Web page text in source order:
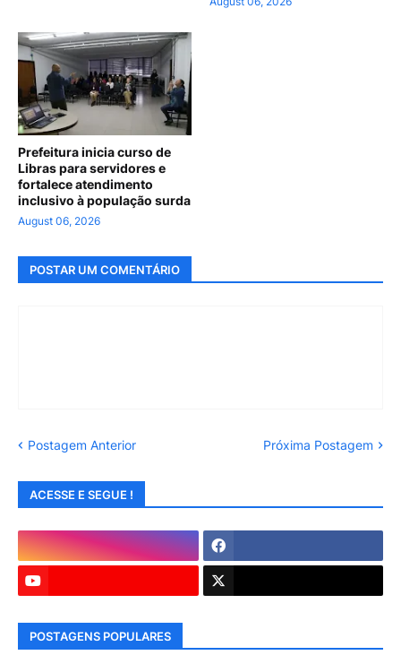
Prefeitura inicia curso de
Libras para servidores e
fortalece atendimento
inclusivo à população surda
August 06, 2026
POSTAR UM COMENTÁRIO
Postagem Anterior Próxima Postagem
ACESSE E SEGUE !
POSTAGENS POPULARES